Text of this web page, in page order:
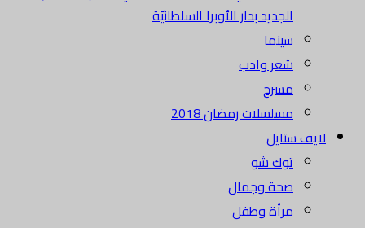
الجديد بدار الأوبرا السلطانيّة
سينما
شعر وادب
مسرح
مسلسلات رمضان 2018
لايف ستايل
توك شو
صحة وجمال
مرأة وطفل